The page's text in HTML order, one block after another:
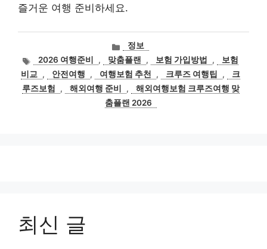
즐거운 여행 준비하세요.
카
테
고
리
정보
태
그
2026 여행준비 , 맞춤플랜 , 보험 가입방법 ,
보험
비교
, 안전여행 , 여행보험 추천 , 크루즈 여행팁 ,
크
루즈보험
, 해외여행 준비 ,
해외여행보험 크루즈여행 맞
춤플랜 2026
최신 글